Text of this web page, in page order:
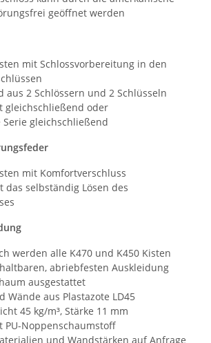
geöffnet werden
mit Schlossvorbereitung in den
aus 2 Schlössern und 2 Schlüsseln
gleichschließend oder
Serie gleichschließend
mit Komfortverschluss
das selbständig Lösen des
werden alle K470 und K450 Kisten
abriebfesten Auskleidung
ausgestattet
Wände aus Plastazote LD45
45 kg/m³, Stärke 11 mm
PU-Noppenschaumstoff
und Wandstärken auf Anfrage